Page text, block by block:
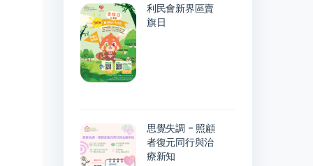
利民會新界區賣
旗日
思覺失調 - 照顧
者復元同行與治
療新知